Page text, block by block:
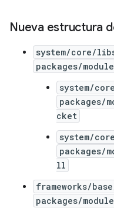
Nueva estructura
system/core/
packages/
system/
packages/
cket
system/
packages/
ll
frameworks/
packages/